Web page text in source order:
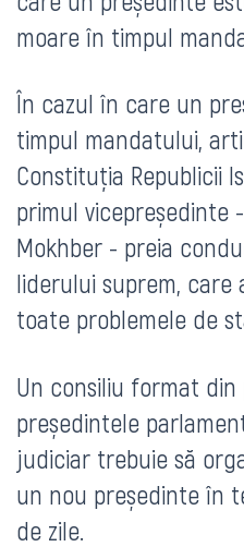
moare în timpul
În cazul în care un
timpul mandatului,
Constituția Republicii
primul vicepreședinte
Mokhber - preia
liderului suprem,
toate problemele de
Un consiliu format
președintele
judiciar trebuie să
un nou președinte în
de zile.